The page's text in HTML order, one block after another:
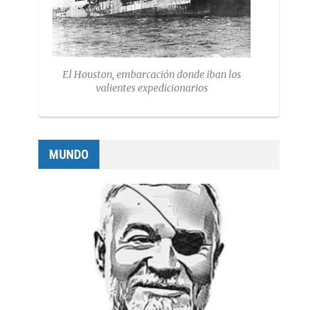
El Houston, embarcación donde iban los
valientes expedicionarios
MUNDO